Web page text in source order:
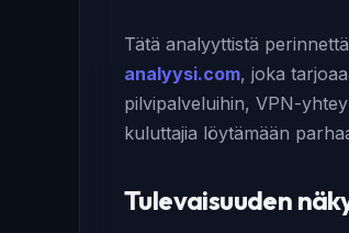
Tätä analyyttistä
analyysi.com, joka
pilvipalveluihin, VPN-
kuluttajia löytämään
Tulevaisuuden